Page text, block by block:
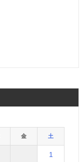
金 土
1